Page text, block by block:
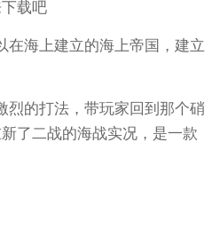
载吧
在海上建立的海上帝国，建立
烈的打法，带玩家回到那个硝
了二战的海战实况，是一款